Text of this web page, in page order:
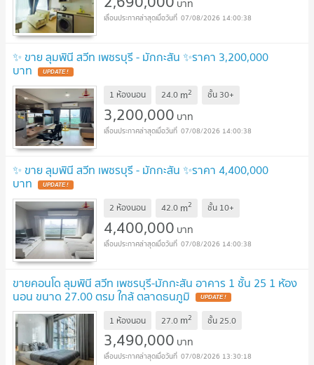
บาท
07/08/2026 14:00:38
✨ ขาย ลุมพินี สวีท เพชรบุรี - มักกะสัน ✨ราคา 3,200,000
บาท
1 ห้องนอน 24.0 m2 ชั้น 30+
3,200,000 บาท
07/08/2026 14:00:38
✨ ขาย ลุมพินี สวีท เพชรบุรี - มักกะสัน ✨ราคา 4,400,000
บาท
2 ห้องนอน 42.0 m2 ชั้น 10+
4,400,000 บาท
07/08/2026 14:00:38
ขายคอนโด ลุมพินี สวีท เพชรบุรี-มักกะสัน อาคาร 1 ชั้น 25 1 ห้อง
นอน ขนาด 27.00 ตรม ใกล้ ตลาดธนภูมิ
1 ห้องนอน 27.0 m2 ชั้น25.0
3,490,000 บาท
07/08/2026 13:30:18